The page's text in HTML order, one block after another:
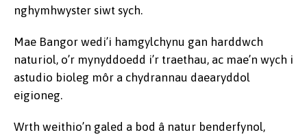
nghymhwyster siwt sych.
Mae Bangor wedi’i hamgylchynu gan harddwch
naturiol, o’r mynyddoedd i’r traethau, ac mae’n wych i
astudio bioleg môr a chydrannau daearyddol
eigioneg.
Wrth weithio’n galed a bod â natur benderfynol,